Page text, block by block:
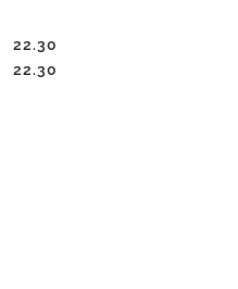
Cena:
22.30
Cena:
22.30